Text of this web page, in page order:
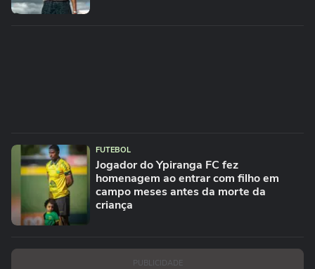
FUTEBOL
Jogador do Ypiranga FC fez
homenagem ao entrar com filho em
campo meses antes da morte da
criança
PUBLICIDADE